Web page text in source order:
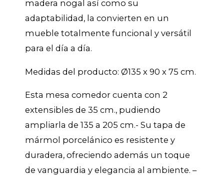
madera nogal así como su
adaptabilidad, la convierten en un
mueble totalmente funcional y versátil
para el día a día.
Medidas del producto: Ø135 x 90 x 75 cm.
Esta mesa comedor cuenta con 2
extensibles de 35 cm., pudiendo
ampliarla de 135 a 205 cm.- Su tapa de
mármol porcelánico es resistente y
duradera, ofreciendo además un toque
de vanguardia y elegancia al ambiente. –